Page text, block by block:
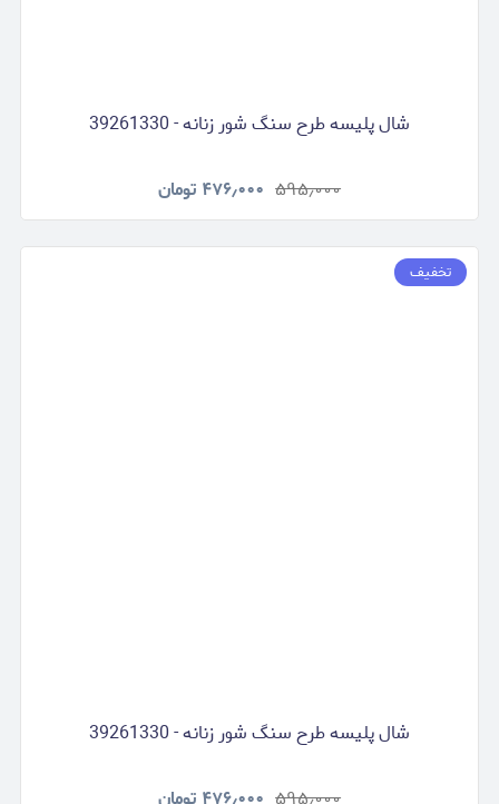
شال پلیسه طرح سنگ شور زنانه - 39261330
۵۹۵٫۰۰۰ ۴۷۶٫۰۰۰ تومان
تخفیف
شال پلیسه طرح سنگ شور زنانه - 39261330